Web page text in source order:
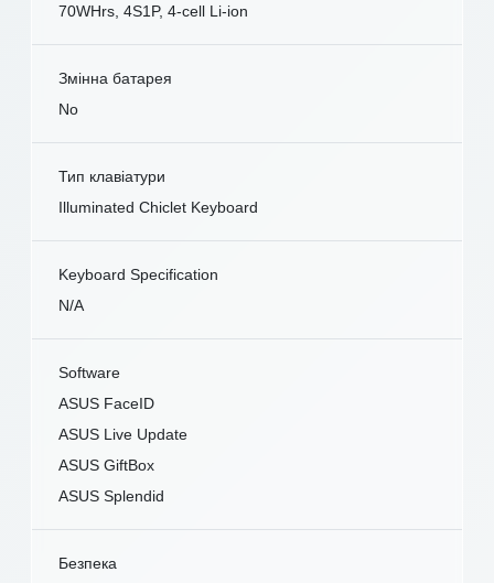
70WHrs, 4S1P, 4-cell Li-ion
Змінна батарея
No
Тип клавіатури
Illuminated Chiclet Keyboard
Keyboard Specification
N/A
Software
ASUS FaceID
ASUS Live Update
ASUS GiftBox
ASUS Splendid
Безпека